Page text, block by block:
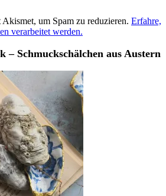
um Spam zu reduzieren. Erfahre,
verarbeitet werden.
– Schmuckschälchen aus Austern